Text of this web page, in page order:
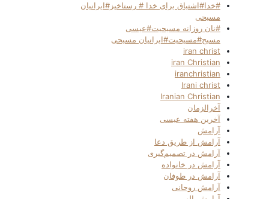
#خدا#اشتیاق برای خدا # رستاخیز#ایرانیان
مسیحی
#نان روزانه مسیحیت#عیسی
مسیح#مسیحیت#ایرانیان مسیحی
iran christ
iran Christian
iranchristian
Irani christ
Iranian Christian
آخرالزمان
آخرین هفته عیسی
آرامش
آرامش از طریق دعا
آرامش در تصمیم‌گیری
آرامش در خانواده
آرامش در طوفان
آرامش روحانی